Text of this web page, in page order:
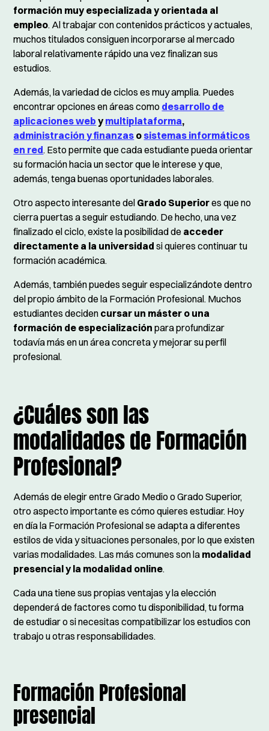
formación muy especializada y orientada al
empleo. Al trabajar con contenidos prácticos y actuales,
muchos titulados consiguen incorporarse al mercado
laboral relativamente rápido una vez finalizan sus
estudios.
Además, la variedad de ciclos es muy amplia. Puedes
encontrar opciones en áreas como desarrollo de
aplicaciones web ymultiplataforma,
administración y finanzas o sistemas informáticos
en red. Esto permite que cada estudiante pueda orientar
su formación hacia un sector que le interese y que,
además, tenga buenas oportunidades laborales.
Otro aspecto interesante del Grado Superiores que no
cierra puertas a seguir estudiando. De hecho, una vez
finalizado el ciclo, existe la posibilidad de acceder
directamente a la universidad si quieres continuar tu
formación académica.
Además, también puedes seguir especializándote dentro
del propio ámbito de la Formación Profesional. Muchos
estudiantes deciden cursar un máster o una
formación de especialización para profundizar
todavía más en un área concreta y mejorar su perfil
profesional.
¿Cuáles son las
modalidades de Formación
Profesional?
Además de elegir entre Grado Medio o Grado Superior,
otro aspecto importante es cómo quieres estudiar. Hoy
en día la Formación Profesional se adapta a diferentes
estilos de vida y situaciones personales, por lo que existen
varias modalidades. Las más comunes son la modalidad
presencial y la modalidad online.
Cada una tiene sus propias ventajas y la elección
dependerá de factores como tu disponibilidad, tu forma
de estudiar o si necesitas compatibilizar los estudios con
trabajo u otras responsabilidades.
Formación Profesional
presencial